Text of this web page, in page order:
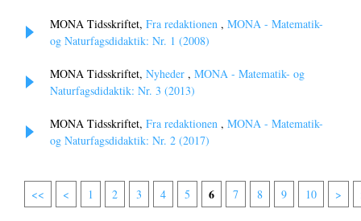
MONA Tidsskriftet, Fra redaktionen , MONA - Matematik-
og Naturfagsdidaktik: Nr. 1 (2008)
MONA Tidsskriftet, Nyheder , MONA - Matematik- og
Naturfagsdidaktik: Nr. 3 (2013)
MONA Tidsskriftet, Fra redaktionen , MONA - Matematik-
og Naturfagsdidaktik: Nr. 2 (2017)
<< < 1 2 3 4 5 6 7 8 9 10 >